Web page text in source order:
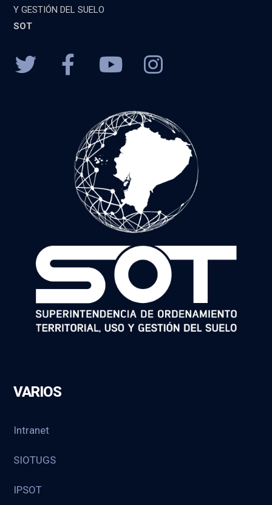
Y GESTIÓN DEL SUELO
SOT
VARIOS
Intranet
SIOTUGS
IPSOT